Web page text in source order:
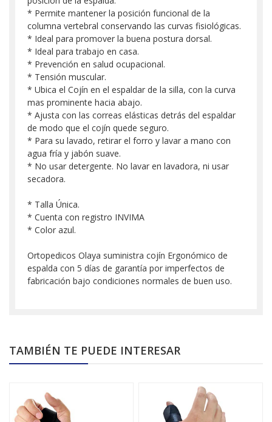
* Permite mantener la posición funcional de la
columna vertebral conservando las curvas fisiológicas.
* Ideal para promover la buena postura dorsal.
* Ideal para trabajo en casa.
* Prevención en salud ocupacional.
* Tensión muscular.
* Ubica el Cojín en el espaldar de la silla, con la curva
mas prominente hacia abajo.
* Ajusta con las correas elásticas detrás del espaldar
de modo que el cojín quede seguro.
* Para su lavado, retirar el forro y lavar a mano con
agua fría y jabón suave.
* No usar detergente. No lavar en lavadora, ni usar
secadora.
* Talla Única.
* Cuenta con registro INVIMA
* Color azul.
Ortopedicos Olaya suministra cojín Ergonómico de
espalda con 5 días de garantía por imperfectos de
fabricación bajo condiciones normales de buen uso.
TAMBIÉN TE PUEDE INTERESAR